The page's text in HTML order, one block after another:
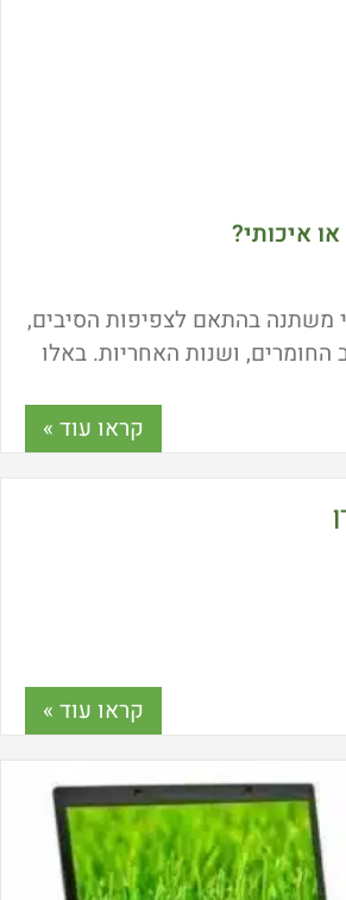
איכותי?
משתנה בהתאם לצפיפות הסיבים,
ושנות האחריות. באלו
את העבודה? לתשובות כנסו
קראו עוד »
קראו עוד »